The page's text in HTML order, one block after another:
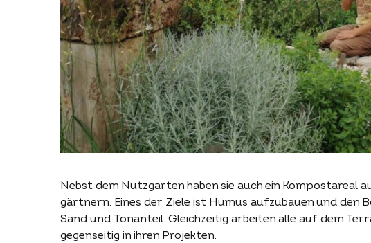
Nebst dem Nutzgarten haben sie auch ein Kompostareal
gärtnern. Eines der Ziele ist Humus aufzubauen und den
Sand und Tonanteil. Gleichzeitig arbeiten alle auf dem
gegenseitig in ihren Projekten.